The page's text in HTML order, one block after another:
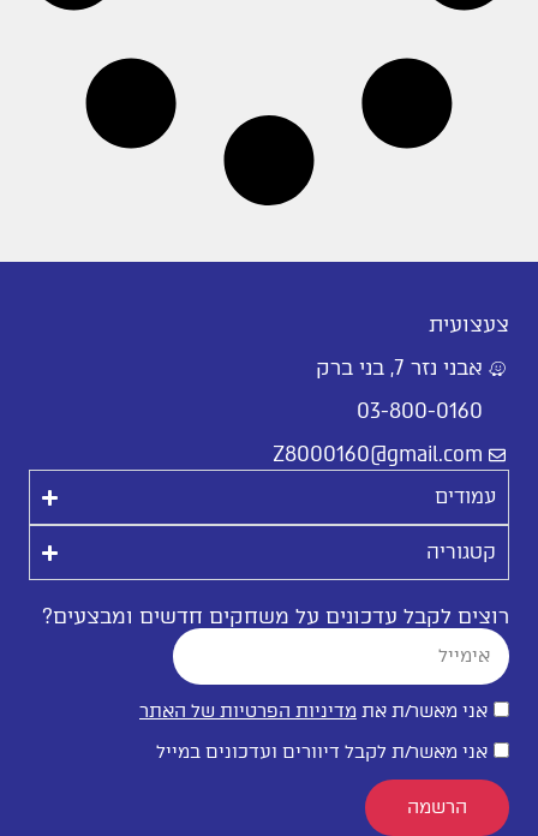
צעצועית
אבני נזר 7, בני ברק
03-800-0160
Z8000160@gmail.com
עמודים
קטגוריה
רוצים לקבל עדכונים על משחקים חדשים ומבצעים?
אני מאשר/ת את מדיניות הפרטיות של האתר
אני מאשר/ת לקבל דיוורים ועדכונים במייל
הרשמה